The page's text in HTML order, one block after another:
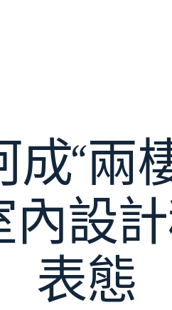
“兩
內設
表態